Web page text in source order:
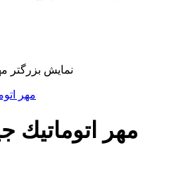
نمایش بزرگتر
مهر اتوماتيك